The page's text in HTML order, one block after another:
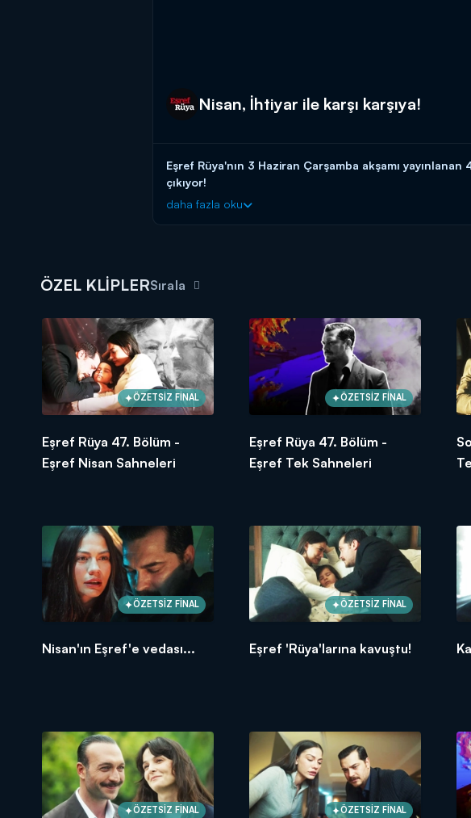
Nisan, İhtiyar ile karşı karşıya!
Eşref Rüya'nın 3 Haziran Çarşamba akşamı
çıkıyor!
Eşref Rüya çarşamba 20.00'de Kanal D'de!
daha fazla oku
ÖZEL KLİPLERSırala
ÖZETSİZ FİNAL
Eşref Rüya 47. Bölüm -
Eşref Nisan Sahneleri
ÖZETSİZ FİNAL
Eşref Rüya 47. Bölüm -
Eşref Tek Sahneleri
ÖZETSİZ FİNAL
Nisan'ın Eşref'e vedası...
ÖZETSİZ FİNAL
Eşref 'Rüya'larına kavuştu!
ÖZETSİZ FİNAL ÖZETSİZ FİNAL